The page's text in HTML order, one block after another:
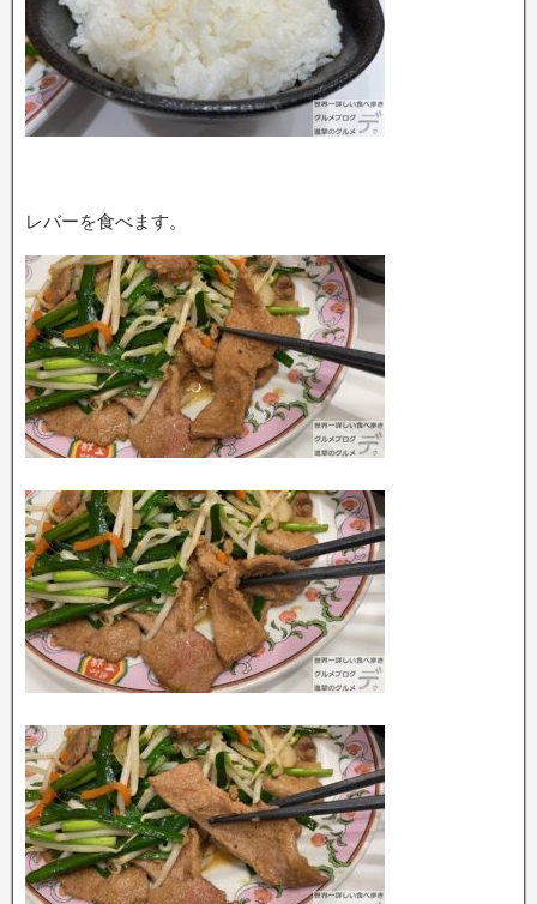
レバーを食べます。